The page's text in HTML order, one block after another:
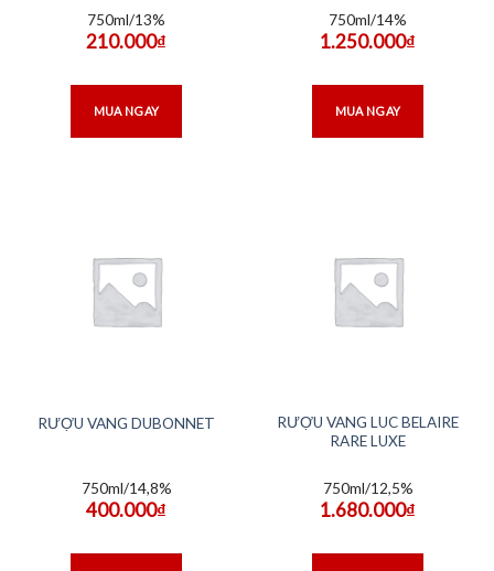
750ml/13%
210.000₫
MUA NGAY
750ml/14%
1.250.000₫
MUA NGAY
RƯỢU VANG DUBONNET
750ml/14,8%
400.000₫
RƯỢU VANG LUC BELAIRE
RARE LUXE
750ml/12,5%
1.680.000₫